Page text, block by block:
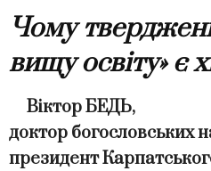
Чому
вищу освіту» є
Віктор БЕДЬ,
доктор богословських
президент